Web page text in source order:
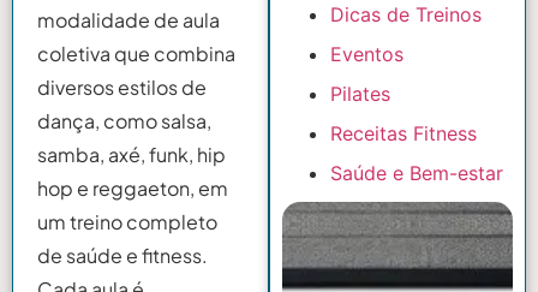
modalidade de aula
coletiva que combina
diversos estilos de
dança, como salsa,
samba, axé, funk, hip
hop e reggaeton, em
um treino completo
de saúde e fitness.
Dicas de Treinos
Eventos
Pilates
Receitas Fitness
Saúde e Bem-estar